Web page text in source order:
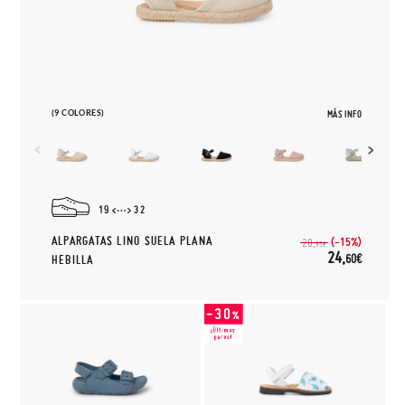
(9 COLORES) MÁS INFO
19 32
ALPARGATAS LINO SUELA PLANA
HEBILLA
28,95€ (-15%)
24,60€